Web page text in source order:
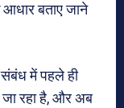
बताए जाने
संबंध में पहले ही
जा रहा है, और अब